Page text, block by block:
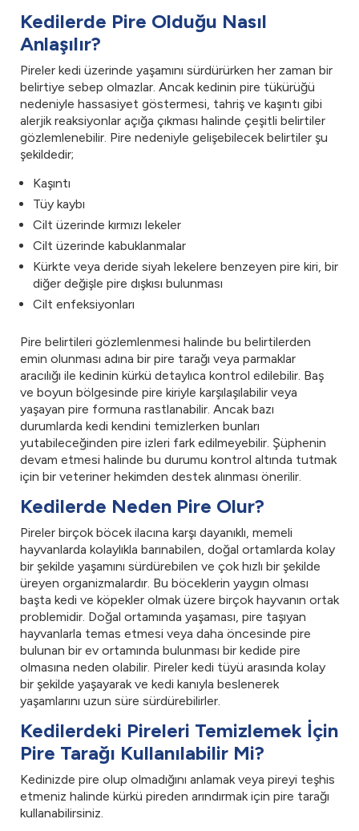
Kedilerde Pire Olduğu Nasıl
Anlaşılır?
Pireler kedi üzerinde yaşamını sürdürürken her zaman bir
belirtiye sebep olmazlar. Ancak kedinin pire tükürüğü
nedeniyle hassasiyet göstermesi, tahriş ve kaşıntı gibi
alerjik reaksiyonlar açığa çıkması halinde çeşitli belirtiler
gözlemlenebilir. Pire nedeniyle gelişebilecek belirtiler şu
şekildedir;
Kaşıntı
Tüy kaybı
Cilt üzerinde kırmızı lekeler
Cilt üzerinde kabuklanmalar
Kürkte veya deride siyah lekelere benzeyen pire kiri, bir
diğer değişle pire dışkısı bulunması
Cilt enfeksiyonları
Pire belirtileri gözlemlenmesi halinde bu belirtilerden
emin olunması adına bir pire tarağı veya parmaklar
aracılığı ile kedinin kürkü detaylıca kontrol edilebilir. Baş
ve boyun bölgesinde pire kiriyle karşılaşılabilir veya
yaşayan pire formuna rastlanabilir. Ancak bazı
durumlarda kedi kendini temizlerken bunları
yutabileceğinden pire izleri fark edilmeyebilir. Şüphenin
devam etmesi halinde bu durumu kontrol altında tutmak
için bir veteriner hekimden destek alınması önerilir.
Kedilerde Neden Pire Olur?
Pireler birçok böcek ilacına karşı dayanıklı, memeli
hayvanlarda kolaylıkla barınabilen, doğal ortamlarda kolay
bir şekilde yaşamını sürdürebilen ve çok hızlı bir şekilde
üreyen organizmalardır. Bu böceklerin yaygın olması
başta kedi ve köpekler olmak üzere birçok hayvanın ortak
problemidir. Doğal ortamında yaşaması, pire taşıyan
hayvanlarla temas etmesi veya daha öncesinde pire
bulunan bir ev ortamında bulunması bir kedide pire
olmasına neden olabilir. Pireler kedi tüyü arasında kolay
bir şekilde yaşayarak ve kedi kanıyla beslenerek
yaşamlarını uzun süre sürdürebilirler.
Kedilerdeki Pireleri Temizlemek İçin
Pire Tarağı Kullanılabilir Mi?
Kedinizde pire olup olmadığını anlamak veya pireyi teşhis
etmeniz halinde kürkü pireden arındırmak için pire tarağı
kullanabilirsiniz.